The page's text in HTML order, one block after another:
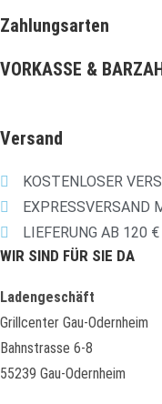
Zahlungsarten
VORKASSE &
Versand
KOSTENLOSER
EXPRESSVERSAND
LIEFERUNG AB 120
WIR SIND FÜR SIE DA
Ladengeschäft
Grillcenter Gau-Odernheim
Bahnstrasse 6-8
55239 Gau-Odernheim